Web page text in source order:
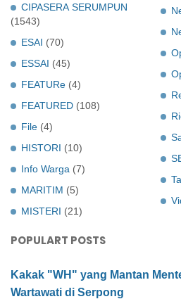
CIPASERA SERUMPUN
(1543)
ESAI (70)
ESSAI (45)
FEATURe (4)
FEATURED (108)
File (4)
HISTORI (10)
Info Warga (7)
MARITIM (5)
MISTERI (21)
POPULART POSTS
Kakak "WH" yang Mantan
Wartawati di Serpong